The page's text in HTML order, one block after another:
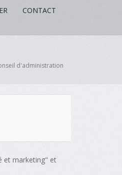
CONTACT
d'administration
et marketing" et